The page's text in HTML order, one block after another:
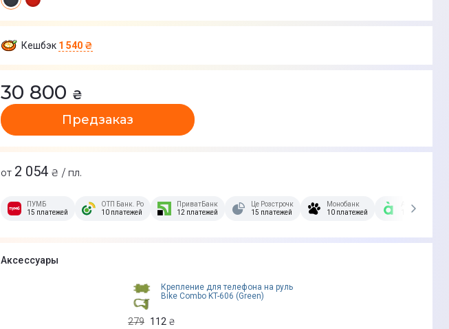
Кешбэк 1 540 ₴
30 800 ₴
Предзаказ
от 2 054 ₴ / пл.
ПУМБ
15 платежей
ОТП Банк. Розстрочка Скибочка.
10 платежей
ПриватБанк
12 платежей
Це Розстрочка
15 платежей
Монобанк
10 платежей
А-Банк
10 платежей
Аксессуары
Крепление для телефона на руль
Bike Combo KT-606 (Green)
279 112 ₴